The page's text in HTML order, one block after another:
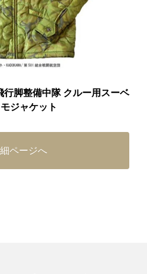
脚整備中隊 クルー用スーベ
ジャケット
ページへ